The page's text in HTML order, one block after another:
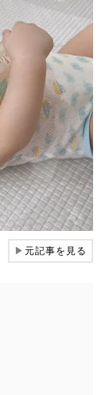
▶元記事を見る